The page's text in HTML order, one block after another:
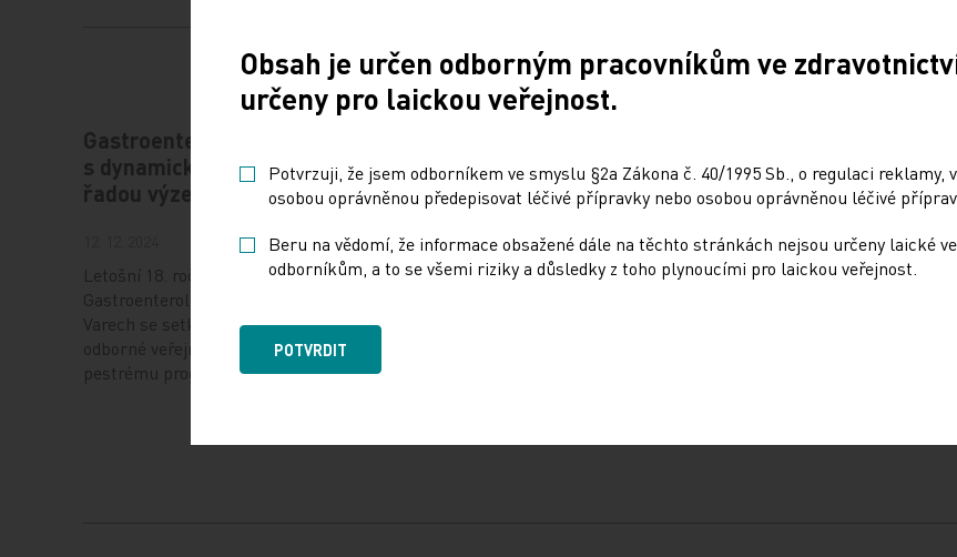
Doporučené
Gastroenterologie – obor
s dynamickým rozvojem i
řadou výzev
Letošní 18. ročník
Gastroenterologických dnů v Karlových
Varech se setkal se značným zájmem
odborné veřejnosti, a to i díky velmi
pestrému programu,…
rozvíjející nádory nemůžeme
léčit podle rigidních protokolů
10. 12. 2024
Prof. MUDr. Jaroslavu Štěrbovi, Ph.D.,
stejně jako kouření
10. 12. 2024
Dalším rizikovým
plicních onemocnění
Obsah je určen odborným pracovníkům ve
určeny pro laickou veřejnost.
Potvrzuji, že jsem odborníkem ve smyslu §2a Zákona č. 40/1995 Sb., o regulaci reklamy,
osobou oprávněnou předepisovat léčivé přípravky nebo osobou oprávněnou léčivé
Beru na vědomí, že informace obsažené dále na těchto stránkách nejsou určeny laické
odborníkům, a to se všemi riziky a důsledky z toho plynoucími pro laickou veřejnost.
POTVRDIT